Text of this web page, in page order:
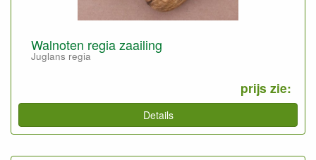
Walnoten regia zaailing
Juglans regia
prijs zie:
Details